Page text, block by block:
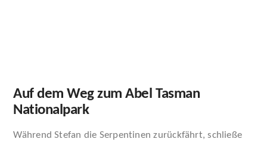
Auf dem Weg zum Abel Tasman
Nationalpark
Während Stefan die Serpentinen zurückfährt, schließe